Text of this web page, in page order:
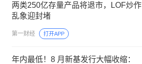
两类250亿存量产品将退市，LOF炒作
乱象迎封堵
第一财经 打开APP
年内最低！8 月新基发行大幅收缩：